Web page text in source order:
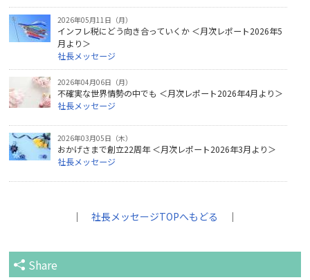
2026年05月11日（月）
インフレ税にどう向き合っていくか ＜月次レポート2026年5
月より＞
社長メッセージ
2026年04月06日（月）
不確実な世界情勢の中でも ＜月次レポート2026年4月より＞
社長メッセージ
2026年03月05日（木）
おかげさまで創立22周年 ＜月次レポート2026年3月より＞
社長メッセージ
｜社長メッセージTOPへもどる ｜
Share